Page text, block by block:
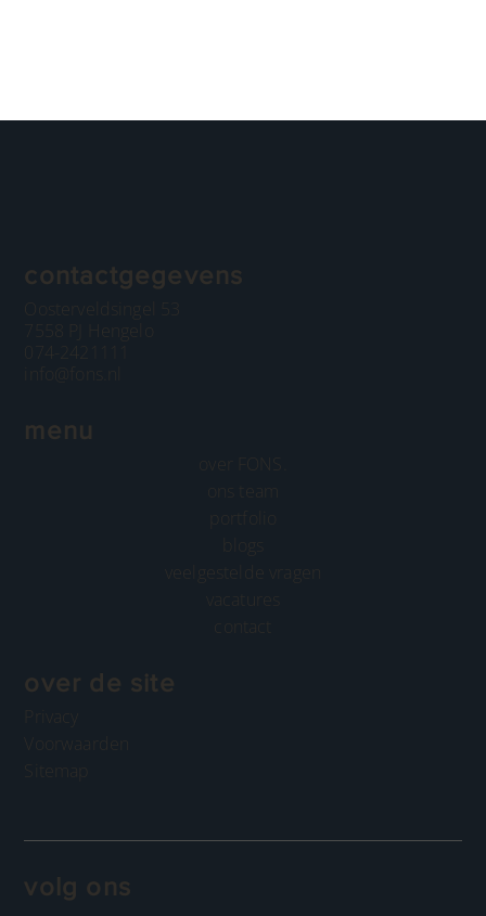
contactgegevens
Oosterveldsingel 53
7558 PJ Hengelo
074-2421111
menu
vacatures
over de site
Voorwaarden
volg ons